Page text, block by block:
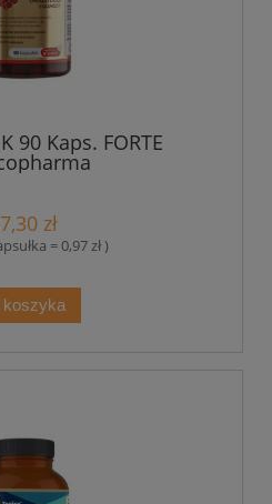
90 Kaps. FORTE
zł
= 0,97 zł )
koszyka